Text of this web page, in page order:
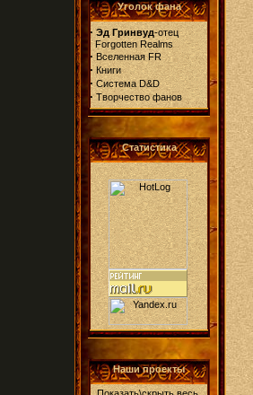
Уголок фана
· Эд Гринвуд-отец
Forgotten Realms
· Вселенная FR
· Книги
· Система D&D
· Творчество фанов
Статистика
Наши проекты